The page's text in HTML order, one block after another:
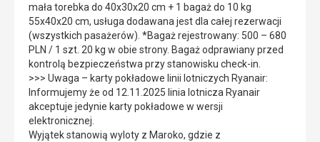
mała torebka do 40x30x20 cm + 1 bagaż do 10 kg
55x40x20 cm, usługa dodawana jest dla całej rezerwacji
(wszystkich pasażerów). *Bagaż rejestrowany: 500 – 680
PLN / 1 szt. 20 kg w obie strony. Bagaż odprawiany przed
kontrolą bezpieczeństwa przy stanowisku check-in.
>>> Uwaga – karty pokładowe linii lotniczych Ryanair:
Informujemy że od 12.11.2025 linia lotnicza Ryanair
akceptuje jedynie karty pokładowe w wersji
elektronicznej.
Wyjątek stanowią wyloty z Maroko, gdzie z